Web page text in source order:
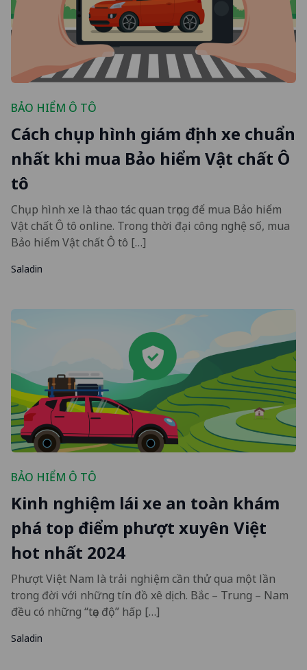
BẢO HIỂM Ô TÔ
Cách chụp hình giám định xe chuẩn
nhất khi mua Bảo hiểm Vật chất Ô
tô
Chụp hình xe là thao tác quan trọng để mua Bảo hiểm
Vật chất Ô tô online. Trong thời đại công nghệ số, mua
Bảo hiểm Vật chất Ô tô […]
Saladin
BẢO HIỂM Ô TÔ
Kinh nghiệm lái xe an toàn khám
phá top điểm phượt xuyên Việt
hot nhất 2024
Phượt Việt Nam là trải nghiệm cần thử qua một lần
trong đời với những tín đồ xê dịch. Bắc – Trung – Nam
đều có những “tọa độ” hấp […]
Saladin